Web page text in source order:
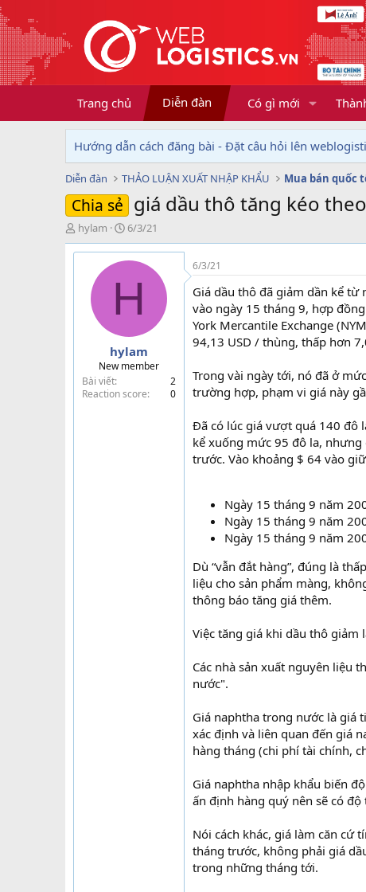
Trang chủ Diễn đàn Có gì mới
Hướng dẫn cách đăng bài - Đặt câu hỏi lên
Diễn đàn THẢO LUẬN XUẤT NHẬP KHẨU Mua bán quốc
Chia sẻ giá dầu thô tăng kéo
T
h
r
hylam
N
g
à
ử
6/3/21
H
hylam
New member
Bài viết
2
Reaction score
0
6/3/21
Giá dầu thô đã giảm dần kể từ
vào ngày 15 tháng 9, hợp
York Mercantile Exchange
94,13 USD / thùng, thấp hơn
Trong vài ngày tới, nó đã ở
trường hợp, phạm vi giá này
Đã có lúc giá vượt quá 140 đô
kể xuống mức 95 đô la,
trước. Vào khoảng $ 64 vào
Ngày 15 tháng 9 năm
Ngày 15 tháng 9 năm
Ngày 15 tháng 9 năm
Dù “vẫn đắt hàng”, đúng là
liệu cho sản phẩm màng,
thông báo tăng giá thêm.
Việc tăng giá khi dầu thô
Các nhà sản xuất nguyên liệu
nước".
Giá naphtha trong nước là giá
xác định và liên quan đến giá
hàng tháng (chi phí tài chính,
Giá naphtha nhập khẩu biến
ấn định hàng quý nên sẽ có
Nói cách khác, giá làm căn cứ
tháng trước, không phải giá
trong những tháng tới.